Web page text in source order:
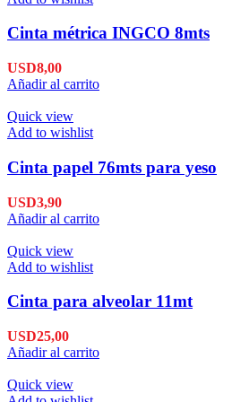
Cinta métrica INGCO 8mts
USD8,00
Añadir al carrito
Quick view
Add to wishlist
Cinta papel 76mts para yeso
USD3,90
Añadir al carrito
Quick view
Add to wishlist
Cinta para alveolar 11mt
USD25,00
Añadir al carrito
Quick view